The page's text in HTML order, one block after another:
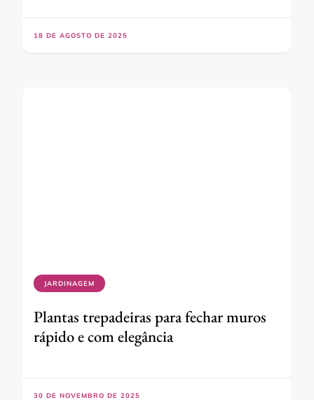
18 DE AGOSTO DE 2025
JARDINAGEM
Plantas trepadeiras para fechar muros
rápido e com elegância
30 DE NOVEMBRO DE 2025